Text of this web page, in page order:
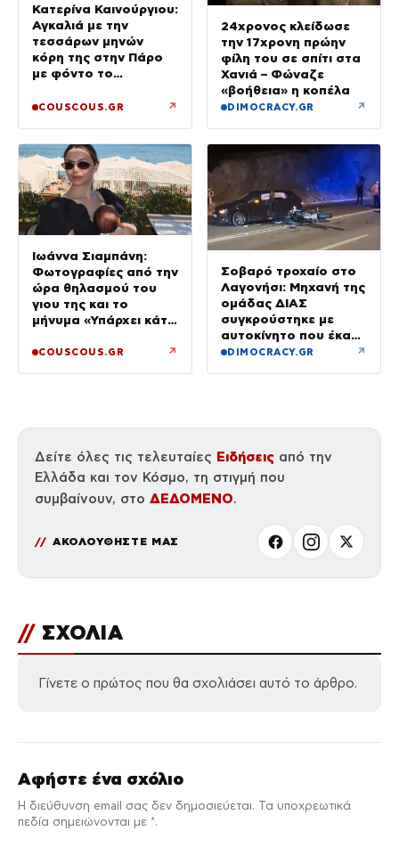
Κατερίνα Καινούργιου:
Αγκαλιά με την
τεσσάρων μηνών
κόρη της στην Πάρο
με φόντο το
COUSCOUS.GR ↗
24χρονος κλείδωσε
την 17χρονη πρώην
φίλη του σε σπίτι στα
Χανιά – Φώναζε
«βοήθεια» η κοπέλα
DIMOCRACY.GR ↗
Ιωάννα Σιαμπάνη:
Φωτογραφίες από την
ώρα θηλασμού του
γιου της και το
μήνυμα «Υπάρχει κάτι
αργές μέρες»
COUSCOUS.GR ↗
Σοβαρό τροχαίο στο
Λαγονήσι: Μηχανή της
ομάδας ΔΙΑΣ
συγκρούστηκε με
αυτοκίνητο που έκανε
αναστροφή – Δύο
DIMOCRACY.GR ↗
Δείτε όλες τις τελευταίες Ειδήσεις από την
Ελλάδα και τον Κόσμο, τη στιγμή που
συμβαίνουν, στο ΔΕΔΟΜΕΝΟ.
ΑΚΟΛΟΥΘΗΣΤΕ ΜΑΣ
// ΣΧΟΛΙΑ
Γίνετε ο πρώτος που θα σχολιάσει αυτό το άρθρο.
Αφήστε ένα σχόλιο
Η διεύθυνση email σας δεν δημοσιεύεται. Τα υποχρεωτικά
πεδία σημειώνονται με *.